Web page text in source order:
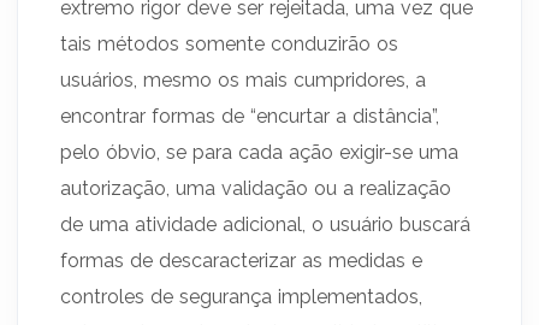
extremo rigor deve ser rejeitada, uma vez que
tais métodos somente conduzirão os
usuários, mesmo os mais cumpridores, a
encontrar formas de “encurtar a distância”,
pelo óbvio, se para cada ação exigir-se uma
autorização, uma validação ou a realização
de uma atividade adicional, o usuário buscará
formas de descaracterizar as medidas e
controles de segurança implementados,